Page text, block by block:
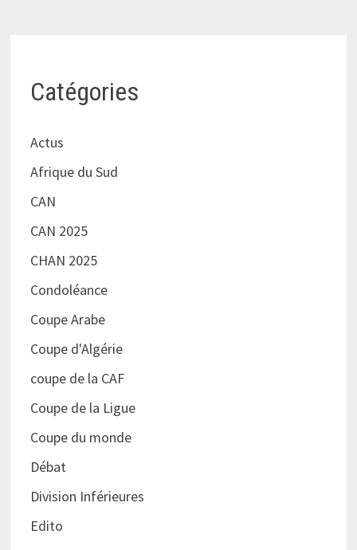
Catégories
Actus
Afrique du Sud
CAN
CAN 2025
CHAN 2025
Condoléance
Coupe Arabe
Coupe d'Algérie
coupe de la CAF
Coupe de la Ligue
Coupe du monde
Débat
Division Inférieures
Edito